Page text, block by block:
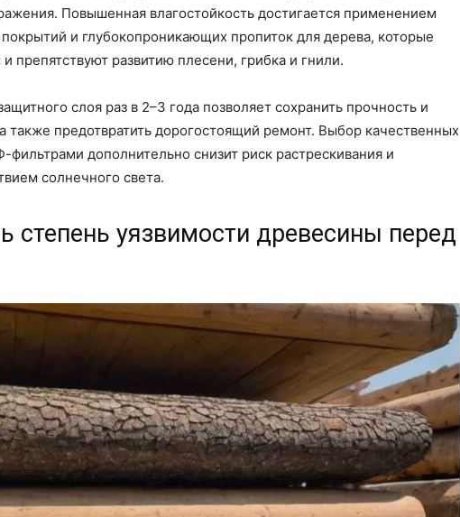
Повышенная влагостойкость достигается применением
и глубокопроникающих пропиток для дерева, которые
препятствуют развитию плесени, грибка и гнили.
слоя раз в 2–3 года позволяет сохранить прочность и
также предотвратить дорогостоящий ремонт. Выбор качественных
дополнительно снизит риск растрескивания и
солнечного света.
степень уязвимости древесины перед